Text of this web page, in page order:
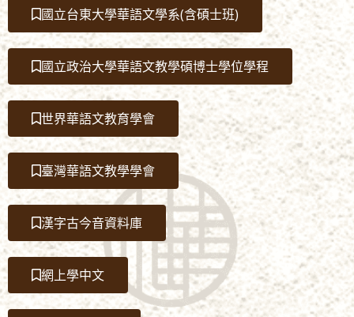
國立台東大學華語文學系(含碩士班)
國立政治大學華語文教學碩博士學位學程
世界華語文教育學會
臺灣華語文教學學會
漢字古今音資料庫
網上學中文